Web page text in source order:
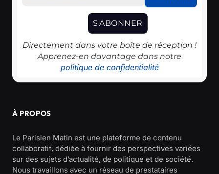
Directement dans votre boîte de réception !
Apprenez-en davantage dans notre
politique de confidentialité
À PROPOS
Le Parisien Matin est une plateforme de contenu
collaboratif, dédiée à fournir des perspectives variées
sur des sujets d’actualité, de politique et de société.
Nous travaillons avec un réseau de prestataires